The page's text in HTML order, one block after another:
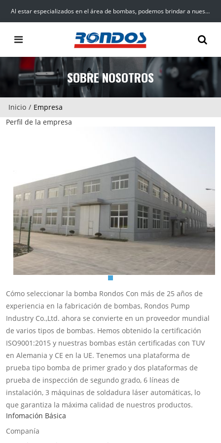
Al estar especializados en el área de bombas, podemos brindar a nuestros clientes productos, servicios y soluciones de alta calidad para el suministro de agua.
SOBRE NOSOTROS
Inicio / Empresa
Perfil de la empresa
Cómo seleccionar la bomba Rondos Con más de 25 años de
experiencia en la fabricación de bombas, Rondos Pump
Industry Co.,Ltd. ahora se convierte en un proveedor mundial
de varios tipos de bombas. Hemos obtenido la certificación
ISO9001:2015 y nuestras bombas están certificadas con TUV
en Alemania y CE en la UE. Tenemos una plataforma de
prueba tipo bomba de primer grado y dos plataformas de
prueba de inspección de segundo grado, 6 líneas de
instalación, 3 máquinas de soldadura láser automáticas, lo
que garantiza la máxima calidad de nuestros productos.
Ahora, nuestros productos principales son la bomba
multietapa vertical y horizontal, la bomba en línea, la bomba
Infomación Básica
Companía